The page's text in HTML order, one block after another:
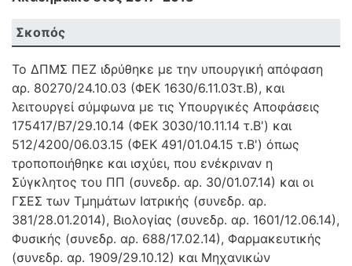
Σκοπός
​Το ΔΠΜΣ ΠΕΖ ιδρύθηκε με την υπουργική απόφαση
αρ. 80270/24.10.03 (ΦΕΚ 1630/6.11.03τ.Β), και
λειτουργεί σύμφωνα με τις Υπουργικές Αποφάσεις
175417/Β7/29.10.14 (ΦΕΚ 3030/10.11.14 τ.Β') και
512/4200/06.03.15 (ΦΕΚ 491/01.04.15 τ.Β') όπως
τροποποιήθηκε και ισχύει, που ενέκριναν η
Σύγκλητος του ΠΠ (συνεδρ. αρ. 30/01.07.14) και οι
ΓΣΕΣ των Τμημάτων Ιατρικής (συνεδρ. αρ.
381/28.01.2014), Βιολογίας (συνεδρ. αρ. 1601/12.06.14),
Φυσικής (συνεδρ. αρ. 688/17.02.14), Φαρμακευτικής
(συνεδρ. αρ. 1909/29.10.12) και Μηχανικών